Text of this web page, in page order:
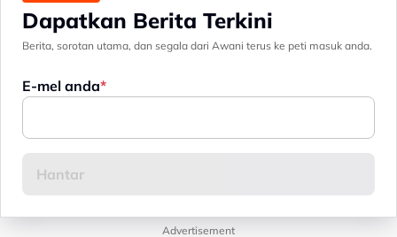
Dapatkan Berita Terkini
Berita, sorotan utama, dan segala dari Awani terus ke peti masuk anda.
E-mel anda
Advertisement